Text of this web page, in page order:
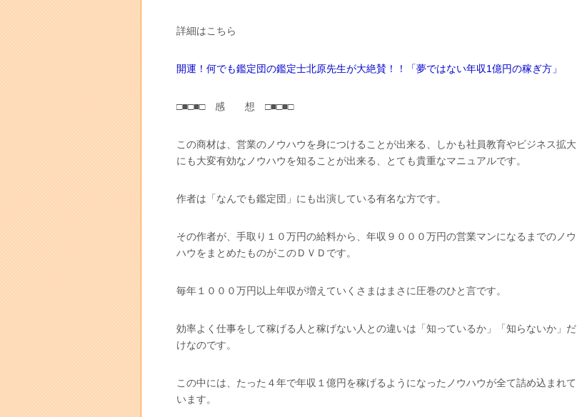
詳細はこちら
開運！何でも鑑定団の鑑定士北原先生が大絶賛！！「夢ではない年収1億円の稼ぎ方」
□■□■□ 感 想 □■□■□
この商材は、営業のノウハウを身につけることが出来る、しかも社員教育やビジネス拡大
にも大変有効なノウハウを知ることが出来る、とても貴重なマニュアルです。
作者は「なんでも鑑定団」にも出演している有名な方です。
その作者が、手取り１０万円の給料から、年収９０００万円の営業マンになるまでのノウ
ハウをまとめたものがこのＤＶＤです。
毎年１０００万円以上年収が増えていくさまはまさに圧巻のひと言です。
効率よく仕事をして稼げる人と稼げない人との違いは「知っているか」「知らないか」だ
けなのです。
この中には、たった４年で年収１億円を稼げるようになったノウハウが全て詰め込まれて
います。